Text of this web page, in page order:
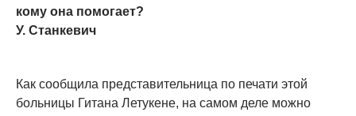
кому она помогает?
У. Станкевич
Как сообщила представительница по печати этой
больницы Гитана Летукене, на самом деле можно